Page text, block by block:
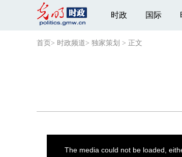
时政 国际
首页 > 时政频道> 独家策划 > 正文
The media could not be loaded,